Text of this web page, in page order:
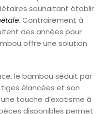
souhaitant établir
. Contrairement à
des années pour
offre une solution
le bambou séduit par
tiges élancées et son
touche d’exotisme à
disponibles permet